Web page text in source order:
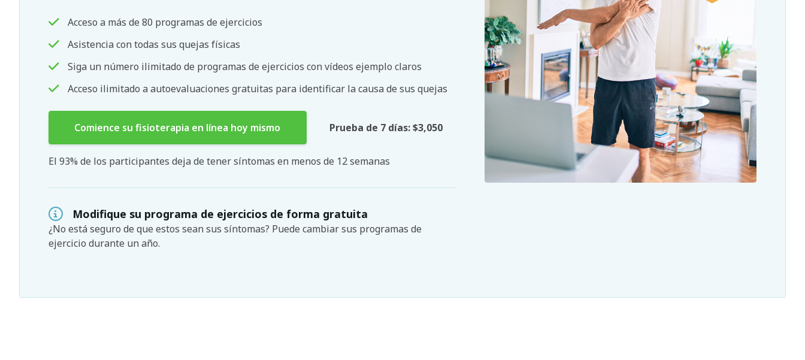
Acceso a más de 80 programas de ejercicios
Asistencia con todas sus quejas físicas
Siga un número ilimitado de programas de ejercicios con vídeos ejemplo claros
Acceso ilimitado a autoevaluaciones gratuitas para identificar la causa de sus quejas
Comience su fisioterapia en línea hoy mismo Prueba de 7 días: $3,050
El 93% de los participantes deja de tener síntomas en menos de 12 semanas
Modifique su programa de ejercicios de forma gratuita
¿No está seguro de que estos sean sus síntomas? Puede cambiar sus programas de
ejercicio durante un año.